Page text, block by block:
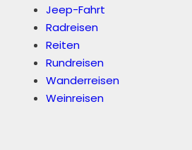
Jeep-Fahrt
Radreisen
Reiten
Rundreisen
Wanderreisen
Weinreisen